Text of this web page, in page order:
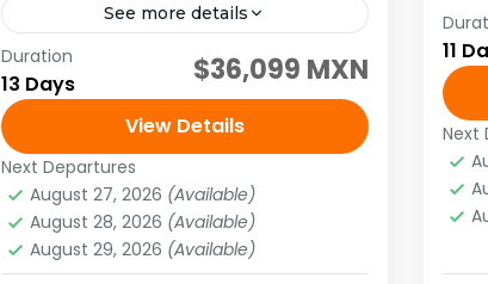
See more details
Tour grupal Tour guiado
Visitando: Lima, Arequipa, Paracas,
Islas Ballestas, Nazca, Arequipa,
Cañón del Colca, Puno, Lago Titicaca,
Cusco, Valle Sagrado y Machu Picchu
Salidas: Diarias (garantizadas con un...
América,Sudamérica
Media
1 Person
Duration
13 Days $36,099 MXN
View Details
Next Departures
August 27, 2026 (Available)
August 28, 2026 (Available)
August 29, 2026 (Available)
1
11
Next